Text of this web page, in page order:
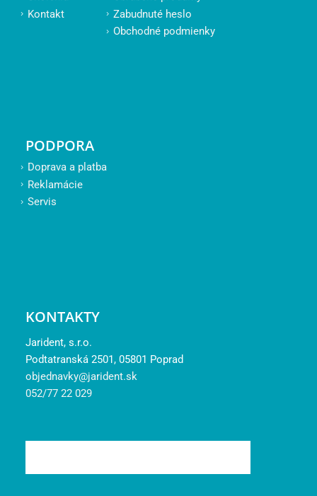
Kontakt
Zabudnuté heslo
Obchodné podmienky
PODPORA
Doprava a platba
Reklamácie
Servis
KONTAKTY
Jarident, s.r.o.
Podtatranská 2501, 05801 Poprad
objednavky@jarident.sk
052/77 22 029